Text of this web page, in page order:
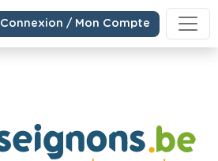
Connexion / Mon Compte